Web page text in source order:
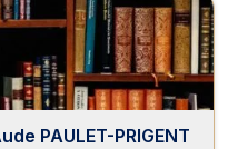
PAULET-PRIGENT